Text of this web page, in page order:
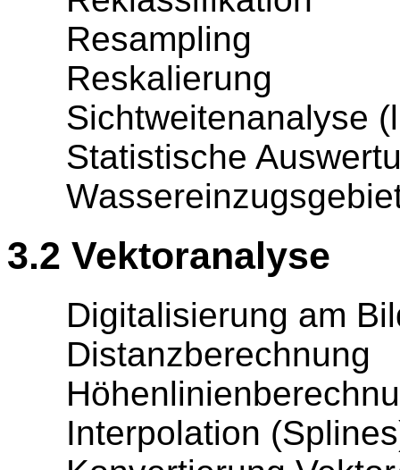
Resampling
Reskalierung
Sichtweitenanalyse
Statistische
3.2 Vektoranalyse
Digitalisierung am
Distanzberechnung
Interpolation